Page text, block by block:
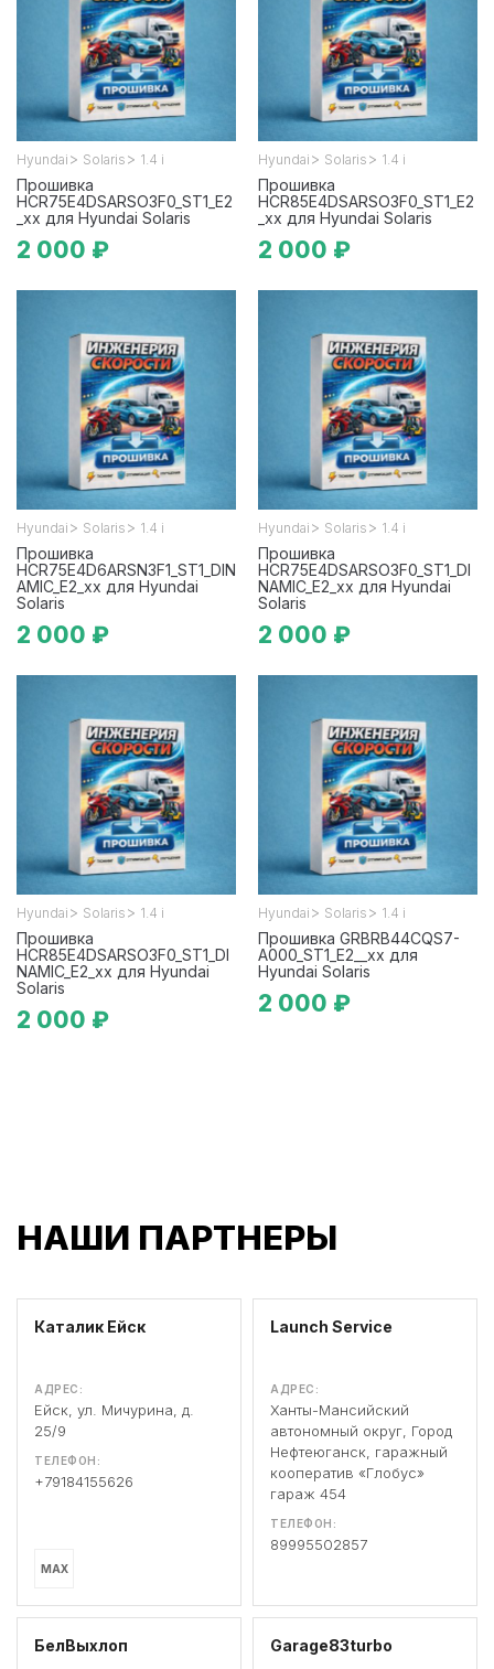
Hyundai > Solaris > 1.4 i
Прошивка
HCR75E4DSARSO3F0_ST1_E2
_xx для Hyundai Solaris
2 000 ₽
Hyundai > Solaris > 1.4 i
Прошивка
HCR85E4DSARSO3F0_ST1_E2
_xx для Hyundai Solaris
2 000 ₽
Hyundai > Solaris > 1.4 i
Прошивка
HCR75E4D6ARSN3F1_ST1_DIN
AMIC_E2_xx для Hyundai
Solaris
2 000 ₽
Hyundai > Solaris > 1.4 i
Прошивка
HCR75E4DSARSO3F0_ST1_DI
NAMIC_E2_xx для Hyundai
Solaris
2 000 ₽
Hyundai > Solaris > 1.4 i
Прошивка
HCR85E4DSARSO3F0_ST1_DI
NAMIC_E2_xx для Hyundai
Solaris
2 000 ₽
Hyundai > Solaris > 1.4 i
Прошивка GRBRB44CQS7-
A000_ST1_E2__xx для
Hyundai Solaris
2 000 ₽
НАШИ ПАРТНЕРЫ
Каталик Ейск
АДРЕС:
Ейск, ул. Мичурина, д.
25/9
ТЕЛЕФОН:
+79184155626
MAX
Launch Service
АДРЕС:
Ханты-Мансийский
автономный округ, Город
Нефтеюганск, гаражный
кооператив «Глобус»
гараж 454
ТЕЛЕФОН:
89995502857
БелВыхлоп Garage83turbo